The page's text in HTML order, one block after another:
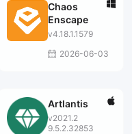
Chaos
Enscape
v4.18.1.1579
2026-06-03
Artlantis
v2021.2
9.5.2.32853